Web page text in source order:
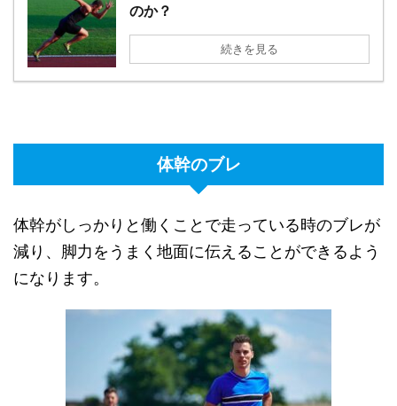
のか？
続きを見る
体幹のブレ
体幹がしっかりと働くことで走っている時のブレが
減り、脚力をうまく地面に伝えることができるよう
になります。